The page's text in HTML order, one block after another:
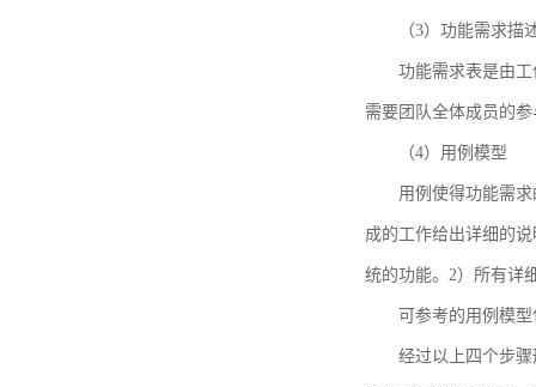
（3）功能需求描
功能需求表是由
需要团队全体成员的
（4）用例模型
用例使得功能需
成的工作给出详细的
统的功能。2）所有详
可参考的用例模
经过以上四个步